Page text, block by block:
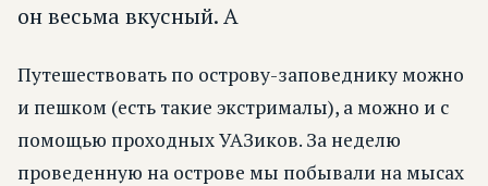
он весьма вкусный. А
Путешествовать по острову-заповеднику можно
и пешком (есть такие экстрималы), а можно и с
помощью проходных УАЗиков. За неделю
проведенную на острове мы побывали на мысах